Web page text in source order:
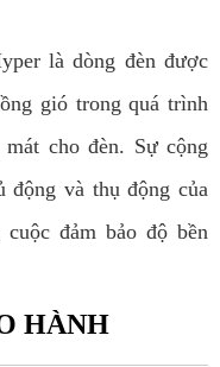
là dòng đèn được
gió trong quá trình
cho đèn. Sự cộng
và thụ động của
đảm bảo độ bền
HÀNH